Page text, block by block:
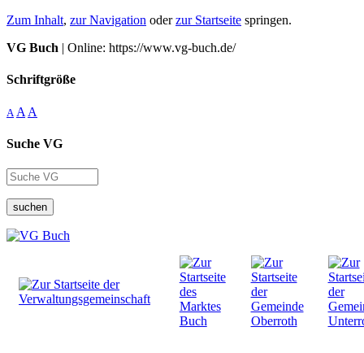
Zum Inhalt, zur Navigation oderzur Startseite springen.
VG Buch | Online: https://www.vg-buch.de/
Schriftgröße
A A A
Suche VG
suchen